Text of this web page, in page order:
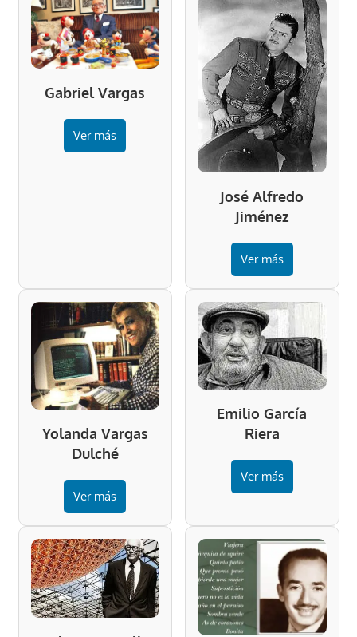
Gabriel Vargas
Ver más
José Alfredo
Jiménez
Ver más
Yolanda Vargas
Dulché
Ver más
Emilio García
Riera
Ver más